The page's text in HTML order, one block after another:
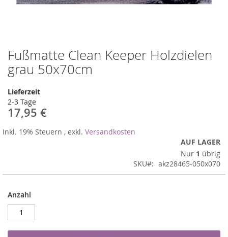
Fußmatte Clean Keeper Holzdielen
grau 50x70cm
Lieferzeit
2-3 Tage
17,95 €
Inkl. 19% Steuern , exkl. Versandkosten
AUF LAGER
Nur 1 übrig
SKU
akz28465-050x070
Anzahl
Zum
Anfang
der
springen